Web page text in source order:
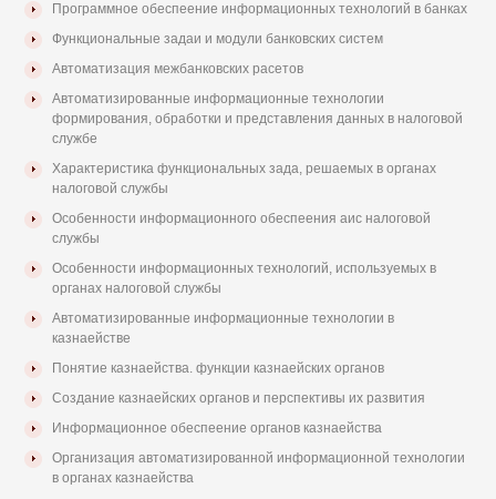
Программное обеспеение информационных технологий в банках
Функциональные задаи и модули банковских систем
Автоматизация межбанковских расетов
Автоматизированные информационные технологии
формирования, обработки и представления данных в налоговой
службе
Характеристика функциональных зада, решаемых в органах
налоговой службы
Особенности информационного обеспеения аис налоговой
службы
Особенности информационных технологий, используемых в
органах налоговой службы
Автоматизированные информационные технологии в
казнаействе
Понятие казнаейства. функции казнаейских органов
Создание казнаейских органов и перспективы их развития
Информационное обеспеение органов казнаейства
Организация автоматизированной информационной технологии
в органах казнаейства